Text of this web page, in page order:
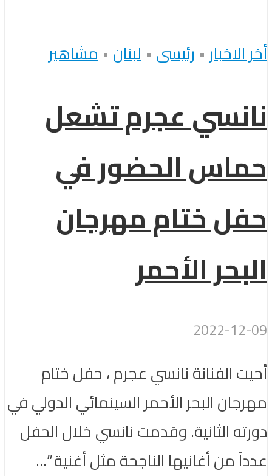
أخر الاخبار• رئيسى •لبنان •مشاهير
نانسي عجرم تشعل
حماس الحضور في
حفل ختام مهرجان
البحر الأحمر
2022-12-09
أحيت الفنانة نانسي عجرم ، حفل ختام
مهرجان البحر الأحمر السينمائي الدولي في
دورته الثانية. وقدمت نانسي خلال الحفل
عدداً من أغانيها الناجحة مثل أغنية ”...